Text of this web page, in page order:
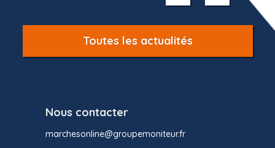
Toutes les actualités
Nous contacter
marchesonline@groupemoniteur.fr